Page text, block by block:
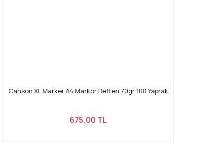
Canson XL Marker A4 Markör Defteri 70gr 100 Yaprak
675,00 TL